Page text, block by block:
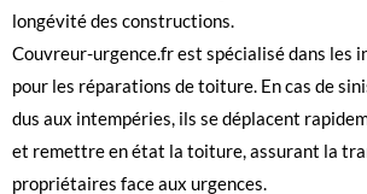
longévité des constructions.
Couvreur-urgence.frest spécialisé dans les
pour les réparations de toiture. En cas de
dus aux intempéries, ils se déplacent
et remettre en état la toiture, assurant la
propriétaires face aux urgences.